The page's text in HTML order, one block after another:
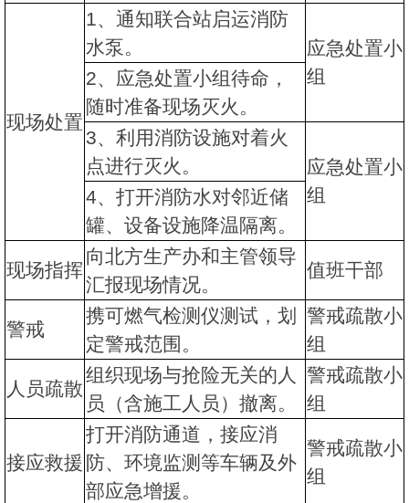
现场处置
1、通知联合站启运消防
水泵。
应急处置小
组
2、应急处置小组待命，
随时准备现场灭火。
3、利用消防设施对着火
点进行灭火。
应急处置小
组
4、打开消防水对邻近储
罐、设备设施降温隔离。
现场指挥
向北方生产办和主管领导
汇报现场情况。
值班干部
警戒
携可燃气检测仪测试，划
定警戒范围。
警戒疏散小
组
人员疏散
组织现场与抢险无关的人
员（含施工人员）撤离。
警戒疏散小
组
接应救援
打开消防通道，接应消
防、环境监测等车辆及外
部应急增援。
警戒疏散小
组